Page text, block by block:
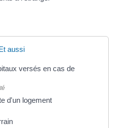
aussi
versés en cas de
d'un logement